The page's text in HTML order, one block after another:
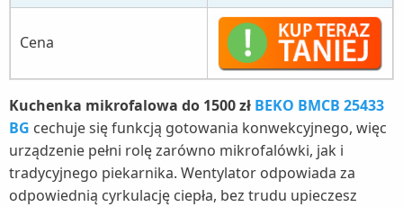
Cena
Kuchenka mikrofalowa do 1500 zł BEKO BMCB 25433
BG cechuje się funkcją gotowania konwekcyjnego, więc
urządzenie pełni rolę zarówno mikrofalówki, jak i
tradycyjnego piekarnika. Wentylator odpowiada za
odpowiednią cyrkulację ciepła, bez trudu upieczesz